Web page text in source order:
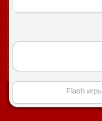
Flash